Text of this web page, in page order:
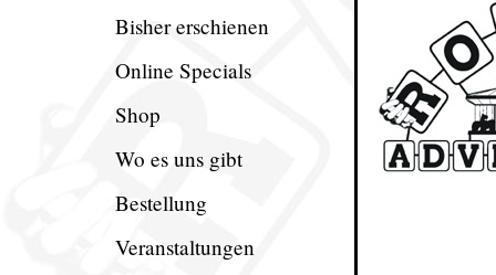
Bisher erschienen
Online Specials
Shop
Wo es uns gibt
Bestellung
Veranstaltungen